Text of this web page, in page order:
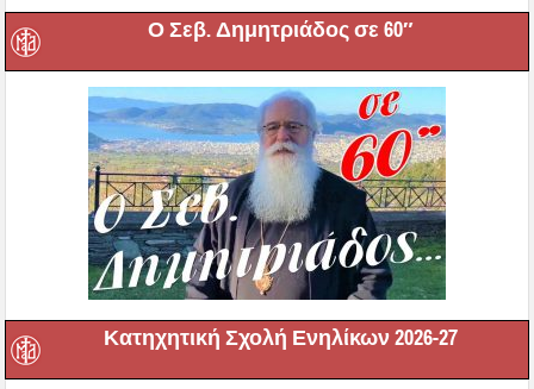
Ο Σεβ. Δημητριάδος σε 60″
Κατηχητική Σχολή Ενηλίκων 2026-27